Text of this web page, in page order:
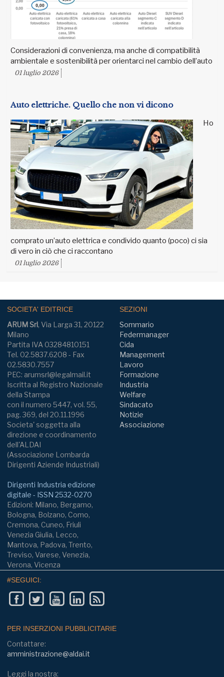
Considerazioni di convenienza, ma anche di compatibilità
ambientale e sostenibilità per orientarci nel cambio dell’auto
01 luglio 2026
Auto elettriche. Quello che non vi dicono
Ho
comprato un’auto elettrica e condivido quanto (poco) ci sia
di vero in ciò che ci raccontano
01 luglio 2026
SOCIETA' EDITRICE
ARUM Srl, Via Larga 31, 20122
Milano
Partita IVA 03284810151
Tel. 02.5837.6208 - Fax
02.5830.7557
PEC: arumsrl@legalmail.it
Iscritta al Registro Nazionale
della Stampa
con il numero 5447, vol. 55,
pag. 369, del 20.11.1996
Societa' soggetta alla
direzione e coordinamento
dell'ALDAI
(Associazione Lombarda
Dirigenti Aziende Industriali)
Dirigenti Industria edizione
digitale - ISSN 2532-0270
Edizioni: Milano, Bergamo,
Bologna, Bolzano, Como,
Cremona, Cuneo, Friuli
Venezia Giulia, Lecco,
Mantova, Padova, Trento,
Treviso, Varese, Venezia,
Verona, Vicenza
SEZIONI
Sommario
Federmanager
Cida
Management
Lavoro
Formazione
Industria
Welfare
Sindacato
Notizie
Associazione
#SEGUICI:
PER INSERZIONI PUBBLICITARIE
Contattare:
amministrazione@aldai.it
Leggi la nostra: